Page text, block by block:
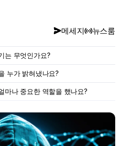
메세지 뉴스룸
는 무엇인가요?
누가 밝혀냈나요?
마나 중요한 역할을 했나요?